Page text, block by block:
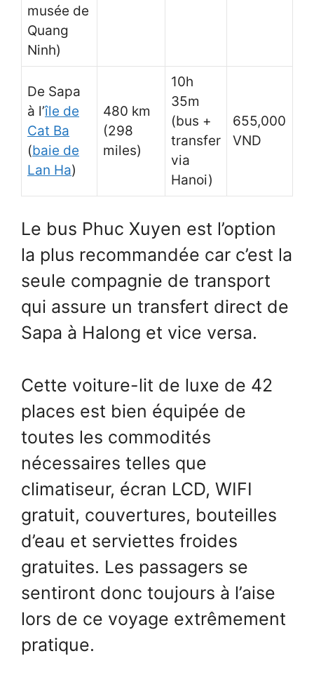
musée de
Quang
Ninh)
De Sapa
à l’île de
Cat Ba
(baie de
Lan Ha)
480 km
(298
miles)
10h
35m
(bus +
transfer
via
Hanoi)
655,000
VND
Le bus Phuc Xuyen est l’option
la plus recommandée car c’est la
seule compagnie de transport
qui assure un transfert direct de
Sapa à Halong et vice versa.
Cette voiture-lit de luxe de 42
places est bien équipée de
toutes les commodités
nécessaires telles que
climatiseur, écran LCD, WIFI
gratuit, couvertures, bouteilles
d’eau et serviettes froides
gratuites. Les passagers se
sentiront donc toujours à l’aise
lors de ce voyage extrêmement
pratique.